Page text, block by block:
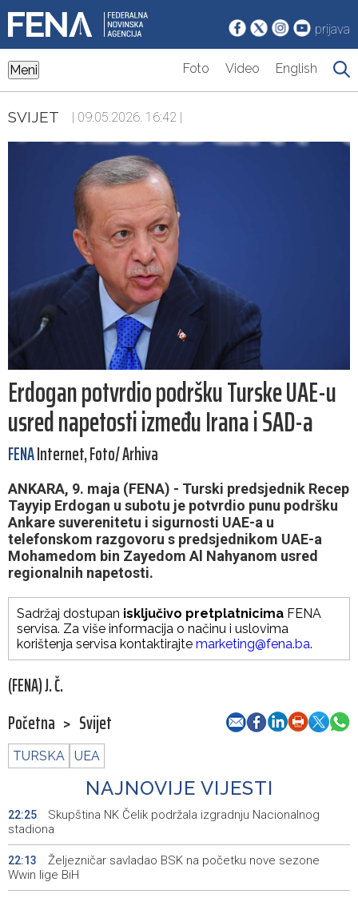
prijava
Meni Foto Video English
SVIJET | 09.05.2026. 16:42 |
Erdogan potvrdio podršku Turske UAE-u
usred napetosti između Irana i SAD-a
FENAInternet, Foto/ Arhiva
ANKARA, 9. maja (FENA) - Turski predsjednik Recep
Tayyip Erdogan u subotu je potvrdio punu podršku
Ankare suverenitetu i sigurnosti UAE-a u
telefonskom razgovoru s predsjednikom UAE-a
Mohamedom bin Zayedom Al Nahyanom usred
regionalnih napetosti.
Sadržaj dostupan isključivo pretplatnicima FENA
servisa. Za više informacija o načinu i uslovima
korištenja servisa kontaktirajte marketing@fena.ba.
(FENA) J. Č.
Početna > Svijet
TURSKA UEA
NAJNOVIJE VIJESTI
22:25
Skupština NK Čelik podržala izgradnju Nacionalnog
stadiona
22:13
Željezničar savladao BSK na početku nove sezone
Wwin lige BiH